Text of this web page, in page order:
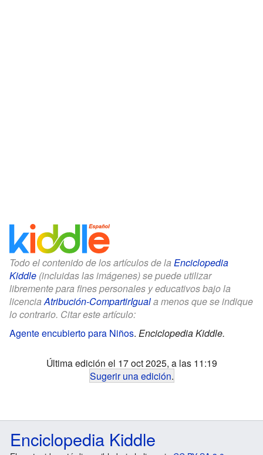
Todo el contenido de los artículos de la Enciclopedia
Kiddle (incluidas las imágenes) se puede utilizar
libremente para fines personales y educativos bajo la
licenciaAtribución-CompartirIguala menos que se indique
lo contrario. Citar este artículo:
Agente encubierto para Niños. Enciclopedia Kiddle.
Última edición el 17 oct 2025, a las 11:19
Sugerir una edición.
Enciclopedia Kiddle